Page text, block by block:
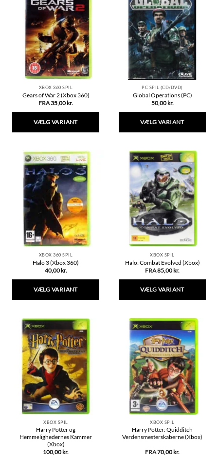
varianter.
Mulighederne
kan
vælges
på
varesiden
varianter.
Mulighederne
kan
vælges
på
varesiden
XBOX 360 SPIL
Gears of War 2 (Xbox 360)
FRA35,00 kr.
VÆLG VARIANT
har
flere
varianter.
Mulighederne
kan
vælges
på
varesiden
PC SPIL (CD/DVD)
Global Operations (PC)
50,00 kr.
VÆLG VARIANT
har
flere
varianter.
Mulighederne
kan
vælges
på
varesiden
XBOX 360 SPIL
Halo 3 (Xbox 360)
40,00 kr.
VÆLG VARIANT
har
flere
varianter.
Mulighederne
kan
vælges
på
varesiden
XBOX SPIL
Halo: Combat Evolved (Xbox)
FRA85,00 kr.
VÆLG VARIANT
har
flere
varianter.
Mulighederne
kan
vælges
på
varesiden
XBOX SPIL
Harry Potter og
Hemmelighedernes Kammer
(Xbox)
100,00 kr.
XBOX SPIL
Harry Potter: Quidditch
Verdensmesterskaberne (Xbox)
FRA70,00 kr.